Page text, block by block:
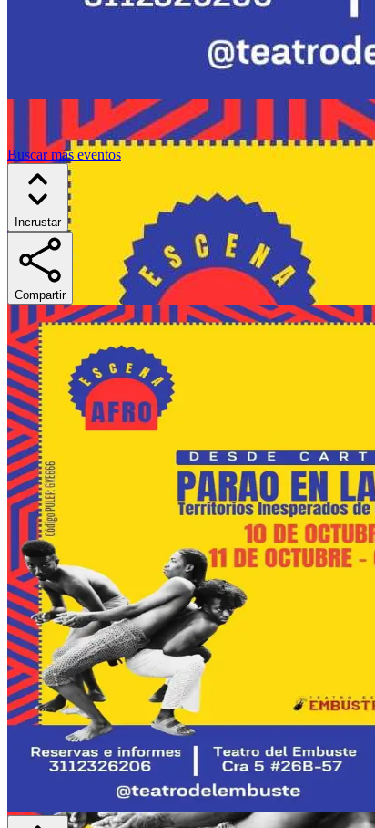
Buscar más eventos
Incrustar
Compartir